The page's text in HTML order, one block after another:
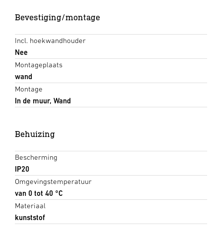
Bevestiging/montage
Incl. hoekwandhouder
Nee
Montageplaats
wand
Montage
In de muur, Wand
Behuizing
Bescherming
IP20
Omgevingstemperatuur
van 0 tot 40 °C
Materiaal
kunststof